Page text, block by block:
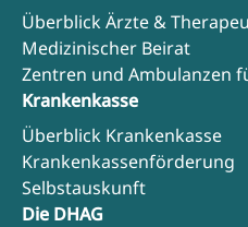
Überblick Ärzte &
Medizinischer Beirat
Zentren und Ambulanzen
Krankenkasse
Überblick Krankenkasse
Krankenkassenförderung
Selbstauskunft
Die DHAG